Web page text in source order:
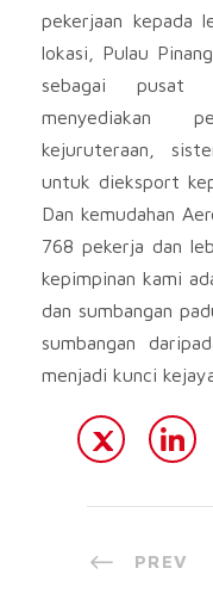
pekerjaan kepada
lokasi, Pulau
sebagai pusat
menyediakan
kejuruteraan,
untuk dieksport
Dan kemudahan
768 pekerja dan
kepimpinan kami
dan sumbangan
sumbangan
menjadi kunci
PREV